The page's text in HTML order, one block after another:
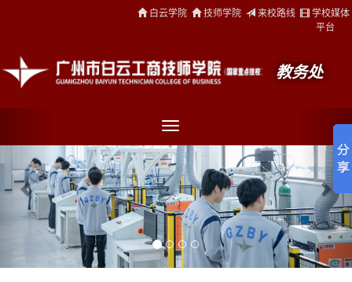
学校媒体
平台
来校路线
技师学院
白云学院
教务处